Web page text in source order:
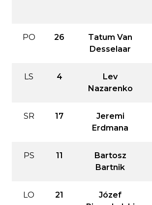
PO 26
Tatum Van
Desselaar
LS 4
Lev
Nazarenko
SR 17
Jeremi
Erdmana
PS 11
Bartosz
Bartnik
LO 21
Józef